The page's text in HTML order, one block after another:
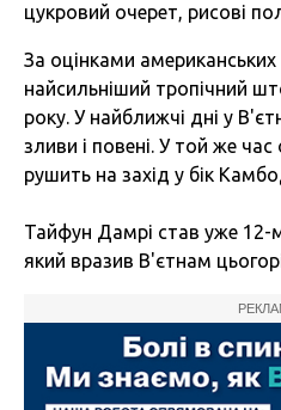
цукровий очерет, рисові
За оцінками
найсильніший тропічний
року. У найближчі дні у
зливи і повені. У той же
рушить на захід у бік
Тайфун Дамрі став уже
який вразив В'єтнам